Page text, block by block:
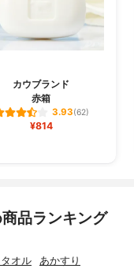
カウブランド
赤箱
3.93(62)
¥814
品ランキング
オル あかすり